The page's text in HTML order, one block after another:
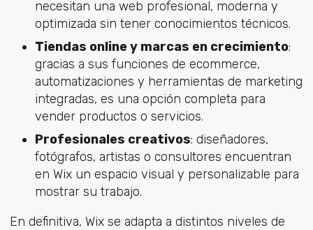
necesitan una web profesional, moderna y
optimizada sin tener conocimientos técnicos.
Tiendas online y marcas en crecimiento:
gracias a sus funciones de ecommerce,
automatizaciones y herramientas de marketing
integradas, es una opción completa para
vender productos o servicios.
Profesionales creativos: diseñadores,
fotógrafos, artistas o consultores encuentran
en Wix un espacio visual y personalizable para
mostrar su trabajo.
En definitiva, Wix se adapta a distintos niveles de